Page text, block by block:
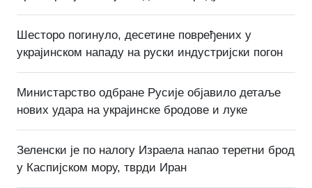
Шесторо погинуло, десетине повређених у
украјинском нападу на руски индустријски погон
Министарство одбране Русије објавило детаље
нових удара на украјинске бродове и луке
Зеленски је по налогу Израела напао теретни брод
у Каспијском мору, тврди Иран